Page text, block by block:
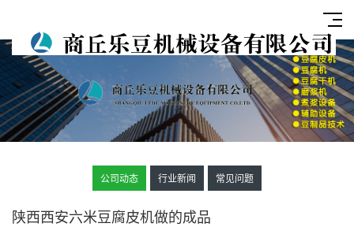
公司动态 行业新闻 常见问题
陕西西安六米豆腐皮机做的成品